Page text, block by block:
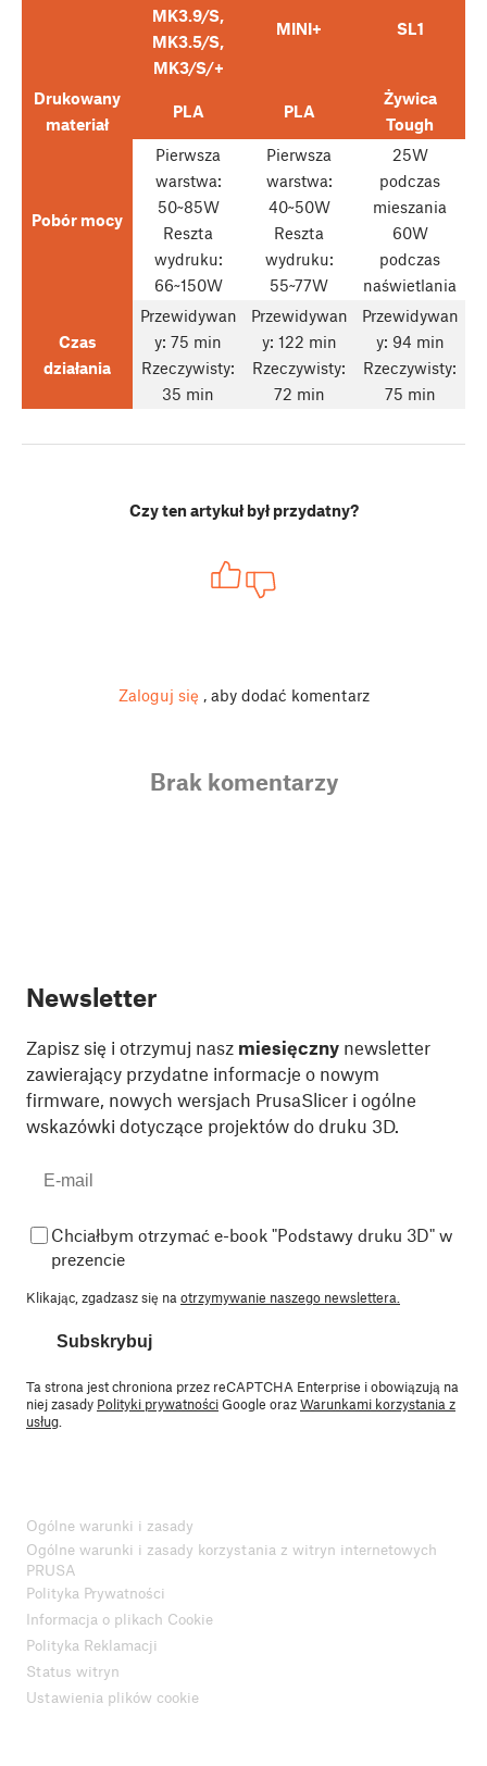
MK3.9/S,
MK3.5/S,
MK3/S/+
MINI+ SL1
Drukowany
materiał
PLA PLA
Żywica
Tough
Pobór mocy
Pierwsza
warstwa:
50~85W
Reszta
wydruku:
66~150W
Pierwsza
warstwa:
40~50W
Reszta
wydruku:
55~77W
25W
podczas
mieszania
60W
podczas
naświetlania
Czas
działania
Przewidywan
y: 75 min
Rzeczywisty:
35 min
Przewidywan
y: 122 min
Rzeczywisty:
72 min
Przewidywan
y: 94 min
Rzeczywisty:
75 min
Czy ten artykuł był przydatny?
Zaloguj się , aby dodać komentarz
Brak komentarzy
Newsletter
Zapisz się i otrzymuj nasz miesięczny newsletter
zawierający przydatne informacje o nowym
firmware, nowych wersjach PrusaSlicer i ogólne
wskazówki dotyczące projektów do druku 3D.
Chciałbym otrzymać e-book "Podstawy druku 3D" w
prezencie
Klikając, zgadzasz się na otrzymywanie naszego newslettera.
Subskrybuj
Ta strona jest chroniona przez reCAPTCHA Enterprise i obowiązują na
niej zasady Polityki prywatnościGoogle orazWarunkami korzystania z
usług
Ogólne warunki i zasady
Ogólne warunki i zasady korzystania z witryn internetowych
PRUSA
Polityka Prywatności
Informacja o plikach Cookie
Polityka Reklamacji
Status witryn
Ustawienia plików cookie